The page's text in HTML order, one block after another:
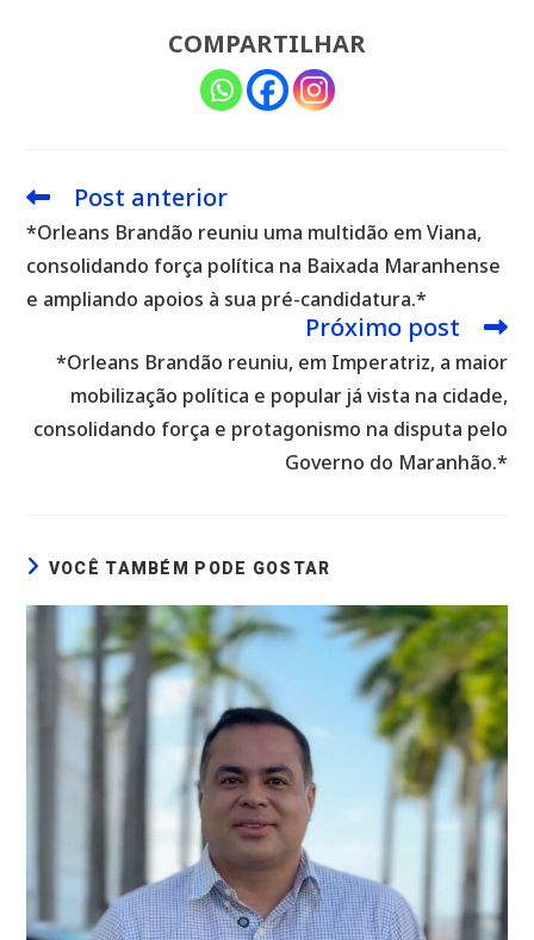
COMPARTILHAR
Leia
artigos
Post anterior
*Orleans Brandão reuniu uma multidão em Viana,
consolidando força política na Baixada Maranhense
e ampliando apoios à sua pré-candidatura.*
Próximo post
*Orleans Brandão reuniu, em Imperatriz, a maior
mobilização política e popular já vista na cidade,
consolidando força e protagonismo na disputa pelo
Governo do Maranhão.*
VOCÊ TAMBÉM PODE GOSTAR